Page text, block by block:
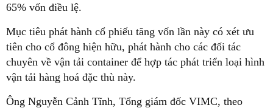
65% vốn điều lệ.
Mục tiêu phát hành cổ phiếu tăng vốn lần này có xét ưu
tiên cho cổ đông hiện hữu, phát hành cho các đối tác
chuyên về vận tải container để hợp tác phát triển loại hình
vận tải hàng hoá đặc thù này.
Ông Nguyễn Cảnh Tĩnh, Tổng giám đốc VIMC, theo